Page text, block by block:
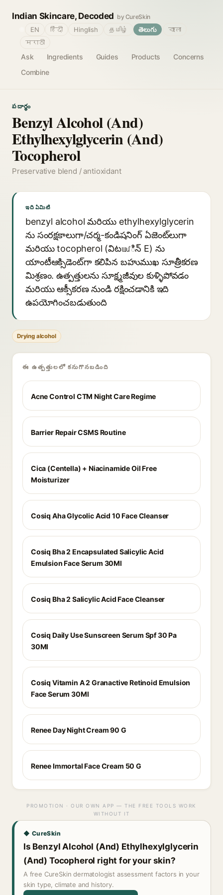
Indian Skincare, Decoded by CureSkin
Ask Ingredients Guides Products
Concerns
Combine
EN हिंदी Hinglish தமிழ் తెలుగు
বাংলা
मराठी
పదార్థం
Benzyl Alcohol (And)
Ethylhexylglycerin (And)
Tocopherol
Preservative blend / antioxidant
ఇది ఏమిటి
benzyl alcohol మరియు ethylhexylglycerin
ను సంరక్షకాలుగా/చర్మ-కండిషనింగ్ ఏజెంట్‌లుగా
మరియు tocopherol (విటամిన్ E) ను
యాంటీఆక్సిడెంట్‌గా కలిపిన బహుముఖ సూత్రీకరణ
మిశ్రణం. ఉత్పత్తులను సూక్ష్మజీవుల కుళ్ళిపోవడం
మరియు ఆక్సీకరణ నుండి రక్షించడానికి ఇది
ఉపయోగించబడుతుంది
Drying alcohol
ఈ ఉత్పత్తులలో కనుగొనబడింది
Acne Control CTM Night Care Regime
Barrier Repair CSMS Routine
Cica (Centella) + Niacinamide Oil Free
Moisturizer
Cosiq Aha Glycolic Acid 10 Face Cleanser
Cosiq Bha 2 Encapsulated Salicylic Acid
Emulsion Face Serum 30Ml
Cosiq Bha 2 Salicylic Acid Face Cleanser
Cosiq Daily Use Sunscreen Serum Spf 30 Pa
30Ml
Cosiq Vitamin A 2 Granactive Retinoid Emulsion
Face Serum 30Ml
Renee Day Night Cream 90 G
Renee Immortal Face Cream 50 G
PROMOTION · OUR OWN APP — THE FREE TOOLS WORK
WITHOUT IT
◆ CureSkin
Is Benzyl Alcohol (And) Ethylhexylglycerin
(And) Tocopherol right for your skin?
A free CureSkin dermatologist assessment factors in your
skin type, climate and history.